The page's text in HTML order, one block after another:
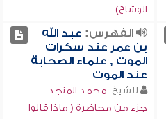
الوشاح)
الفهرس: عبد الله
بن عمر عند سكرات
الموت , علماء الصحابة
عند الموت
للشيخ: محمد المنجد
جزء من محاضرة ( ماذا قالوا